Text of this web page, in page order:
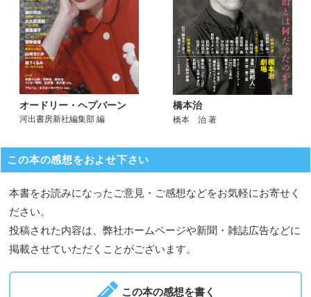
オードリー・ヘプバーン
河出書房新社編集部 編
橋本治
橋本 治 著
この本の感想をおよせ下さい
本書をお読みになったご意見・ご感想などをお気軽にお寄せく
ださい。
投稿された内容は、弊社ホームページや新聞・雑誌広告などに
掲載させていただくことがございます。
この本の感想を書く